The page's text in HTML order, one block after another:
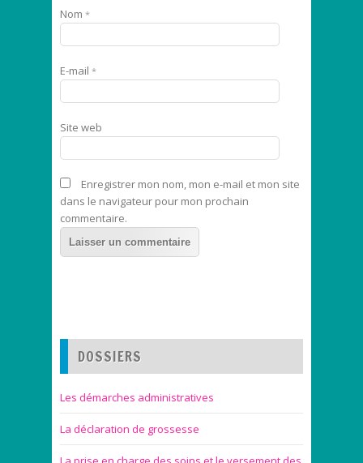
Nom *
E-mail *
Site web
Enregistrer mon nom, mon e-mail et mon site
dans le navigateur pour mon prochain
commentaire.
DOSSIERS
Les démarches administratives
La déclaration de grossesse